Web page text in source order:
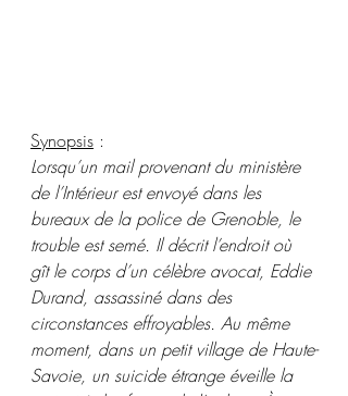
Synopsis :
Lorsqu’un mail provenant du ministère
de l’Intérieur est envoyé dans les
bureaux de la police de Grenoble, le
trouble est semé. Il décrit l’endroit où
gît le corps d’un célèbre avocat, Eddie
Durand, assassiné dans des
circonstances effroyables. Au même
moment, dans un petit village de Haute-
Savoie, un suicide étrange éveille la